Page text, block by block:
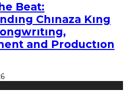
Beat:
Chınaza Kıng
and Productıon